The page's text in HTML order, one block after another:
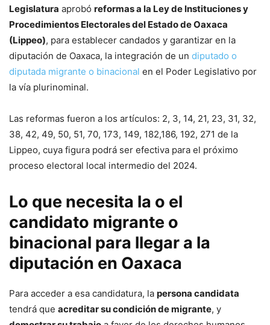
Legislatura aprobó reformas a la Ley de Instituciones y
Procedimientos Electorales del Estado de Oaxaca
(Lippeo), para establecer candados y garantizar en la
diputación de Oaxaca, la integración de un diputado o
diputada migrante o binacional en el Poder Legislativo por
la vía plurinominal.
Las reformas fueron a los artículos: 2, 3, 14, 21, 23, 31, 32,
38, 42, 49, 50, 51, 70, 173, 149, 182,186, 192, 271 de la
Lippeo, cuya figura podrá ser efectiva para el próximo
proceso electoral local intermedio del 2024.
Lo que necesita la o el
candidato migrante o
binacional para llegar a la
diputación en Oaxaca
Para acceder a esa candidatura, la persona candidata
tendrá que acreditar su condición de migrante, y